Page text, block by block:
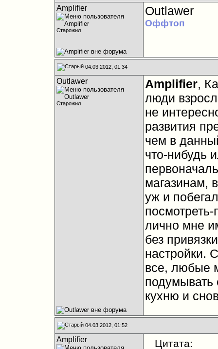
Amplifier
Старожил
Outlawer
Оффтоп
04.03.2012, 01:34
Outlawer
Старожил
Amplifier,
люди
не
развития
чем в
что-нибудь
магазинам,
уж и
лично мне
без
настройки.
все, любые
подумывать
кухню и
04.03.2012, 01:52
Amplifier Цитата: